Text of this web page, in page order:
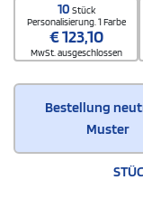
10 Stück
Personalisierung. 1 Farbe
€123,10
MwSt. ausgeschlossen
Bestellung
Muster